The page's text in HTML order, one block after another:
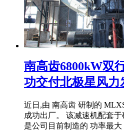
南高齿6800kW双
功交付北极星风力
近日,由 南高齿 研制的
成功出厂。 该减速机配套
是公司目前制造的 功率最